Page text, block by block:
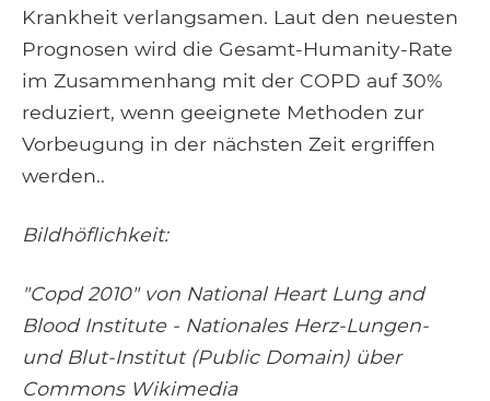
Krankheit verlangsamen. Laut den neuesten
Prognosen wird die Gesamt-Humanity-Rate
im Zusammenhang mit der COPD auf 30%
reduziert, wenn geeignete Methoden zur
Vorbeugung in der nächsten Zeit ergriffen
werden..
Bildhöflichkeit:
"Copd 2010" von National Heart Lung and
Blood Institute - Nationales Herz-Lungen-
und Blut-Institut (Public Domain) über
Commons Wikimedia